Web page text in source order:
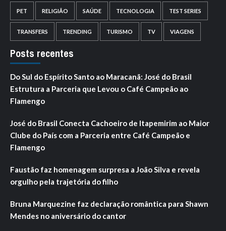
PET RELIGIÃO SAÚDE TECNOLOGIA TEST SERIES
TRANSFERS TRENDING TURISMO TV VIAGENS
Posts recentes
Do Sul do Espírito Santo ao Maracanã: José do Brasil
Estrutura a Parceria que Levou o Café Campeão ao
Flamengo
José do Brasil Conecta Cachoeiro de Itapemirim ao Maior
Clube do País com a Parceria entre Café Campeão e
Flamengo
Faustão faz homenagem surpresa a João Silva e revela
orgulho pela trajetória do filho
Bruna Marquezine faz declaração romântica para Shawn
Mendes no aniversário do cantor